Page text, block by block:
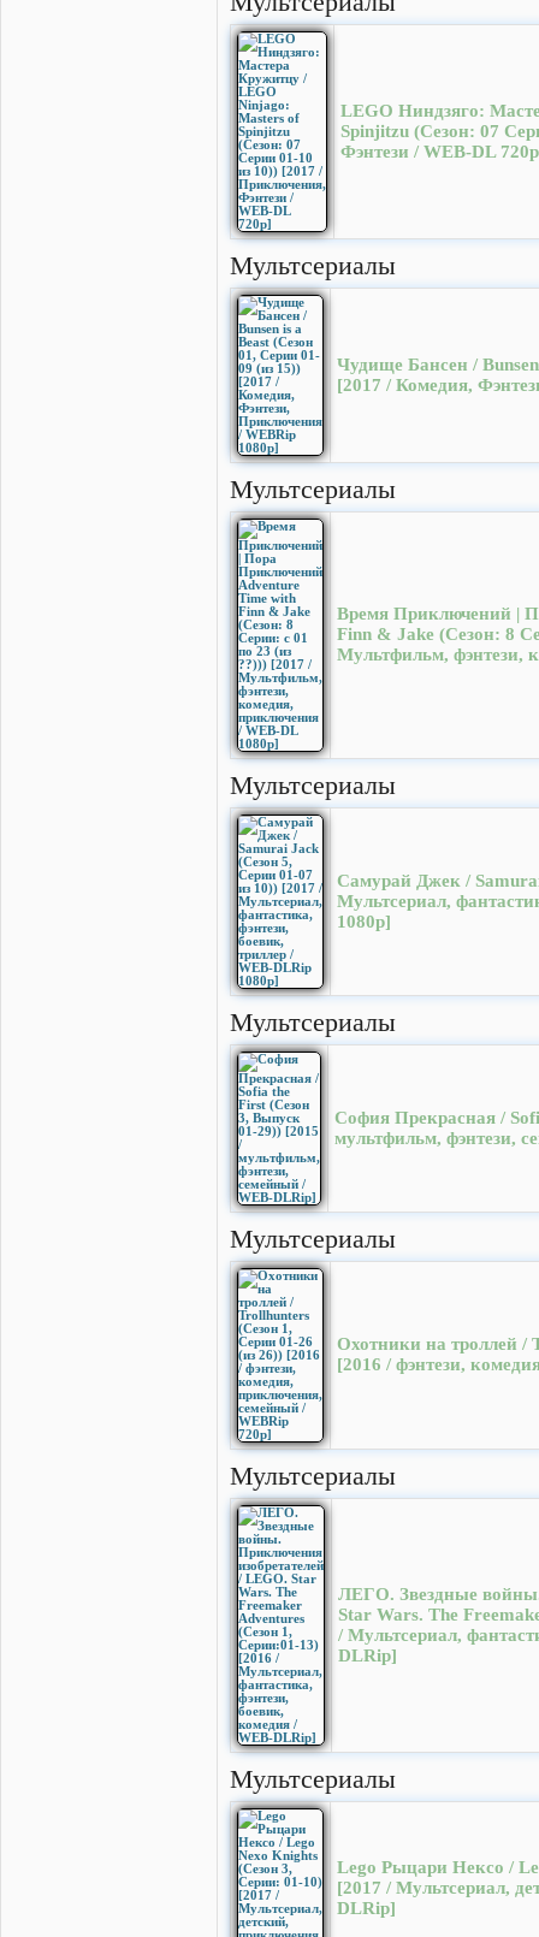
LEGO Ниндзяго:
Spinjitzu (Сезон: 07
Фэнтези / WEB-DL
Мультсериалы
Чудище Бансен /
[2017 / Комедия,
Мультсериалы
Время Приключений |
Finn & Jake (Cезон: 8
Мультфильм, фэнтези,
Мультсериалы
Самурай Джек /
Мультсериал,
1080p]
Мультсериалы
София Прекрасная /
мультфильм, фэнтези,
Мультсериалы
Охотники на троллей /
[2016 / фэнтези,
Мультсериалы
ЛЕГО. Звездные
Star Wars. The
/ Мультсериал,
DLRip]
Мультсериалы
Lego Рыцари Нексо /
[2017 / Мультсериал,
DLRip]